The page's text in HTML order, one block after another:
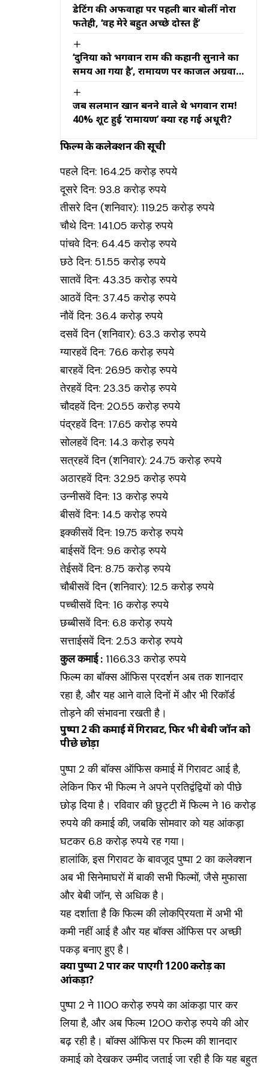
डेटिंग की अफवाहों पर पहली बार बोलीं नोरा
फतेही, ‘वह मेरे बहुत अच्छे दोस्त हैं’
‘दुनिया को भगवान राम की कहानी सुनाने का
समय आ गया है’, रामायण पर काजल अग्रवाल
जब सलमान खान बनने वाले थे भगवान राम!
40% शूट हुई ‘रामायण’ क्यों रह गई अधूरी?
फिल्म के कलेक्शन की सूची
पहले दिन: 164.25 करोड़ रुपये
दूसरे दिन: 93.8 करोड़ रुपये
तीसरे दिन (शनिवार): 119.25 करोड़ रुपये
चौथे दिन: 141.05 करोड़ रुपये
पांचवे दिन: 64.45 करोड़ रुपये
छठे दिन: 51.55 करोड़ रुपये
सातवें दिन: 43.35 करोड़ रुपये
आठवें दिन: 37.45 करोड़ रुपये
नौवें दिन: 36.4 करोड़ रुपये
दसवें दिन (शनिवार): 63.3 करोड़ रुपये
ग्यारहवें दिन: 76.6 करोड़ रुपये
बारहवें दिन: 26.95 करोड़ रुपये
तेरहवें दिन: 23.35 करोड़ रुपये
चौदहवें दिन: 20.55 करोड़ रुपये
पंद्रहवें दिन: 17.65 करोड़ रुपये
सोलहवें दिन: 14.3 करोड़ रुपये
सत्रहवें दिन (शनिवार): 24.75 करोड़ रुपये
अठारहवें दिन: 32.95 करोड़ रुपये
उन्नीसवें दिन: 13 करोड़ रुपये
बीसवें दिन: 14.5 करोड़ रुपये
इक्कीसवें दिन: 19.75 करोड़ रुपये
बाईसवें दिन: 9.6 करोड़ रुपये
तेईसवें दिन: 8.75 करोड़ रुपये
चौबीसवें दिन (शनिवार): 12.5 करोड़ रुपये
पच्चीसवें दिन: 16 करोड़ रुपये
छब्बीसवें दिन: 6.8 करोड़ रुपये
सत्ताईसवें दिन: 2.53 करोड़ रुपये
कुल कमाई : 1166.33 करोड़ रुपये
फिल्म का बॉक्स ऑफिस प्रदर्शन अब तक शानदार
रहा है, और यह आने वाले दिनों में और भी रिकॉर्ड
तोड़ने की संभावना रखती है।
पुष्पा 2 की कमाई में गिरावट, फिर भी बेबी जॉन को
पीछे छोड़ा
पुष्पा 2 की बॉक्स ऑफिस कमाई में गिरावट आई है,
लेकिन फिर भी फिल्म ने अपने प्रतिद्वंद्वियों को पीछे
छोड़ दिया है। रविवार की छुट्टी में फिल्म ने 16 करोड़
रुपये की कमाई की, जबकि सोमवार को यह आंकड़ा
घटकर 6.8 करोड़ रुपये रह गया।
हालांकि, इस गिरावट के बावजूद पुष्पा 2 का कलेक्शन
अब भी सिनेमाघरों में बाकी सभी फिल्मों, जैसे मुफासा
और बेबी जॉन, से अधिक है।
यह दर्शाता है कि फिल्म की लोकप्रियता में अभी भी
कमी नहीं आई है और यह बॉक्स ऑफिस पर अच्छी
पकड़ बनाए हुए है।
क्या पुष्पा 2 पार कर पाएगी 1200 करोड़ का
आंकड़ा?
पुष्पा 2 ने 1100 करोड़ रुपये का आंकड़ा पार कर
लिया है, और अब फिल्म 1200 करोड़ रुपये की ओर
बढ़ रही है। बॉक्स ऑफिस पर फिल्म की शानदार
कमाई को देखकर उम्मीद जताई जा रही है कि यह बहुत